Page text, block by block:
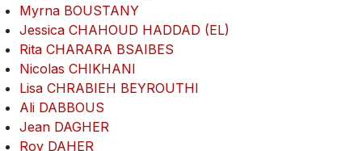
Myrna BOUSTANY
Jessica CHAHOUD HADDAD (EL)
Rita CHARARA BSAIBES
Nicolas CHIKHANI
Lisa CHRABIEH BEYROUTHI
Ali DABBOUS
Jean DAGHER
Roy DAHER